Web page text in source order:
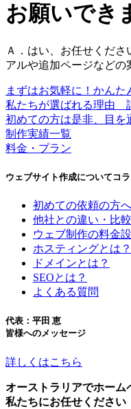
お願いでき
Ａ．はい、お任せくだ
アルや追加ページなどの
まずはお気軽に！かんた
私たちが選ばれる理由
初めての方は是非、目を
制作実績一覧
料金・プラン
ウェブサイト作成についてコ
初めての依頼の方へ
他社との違い・比較
ウェブ制作の料金
ホスティングとは？
ドメインとは？
SEOとは？
よくある質問
代表：平田 恵
皆様へのメッセージ
詳しくはこちら
オーストラリアでホーム
私たちにお任せください